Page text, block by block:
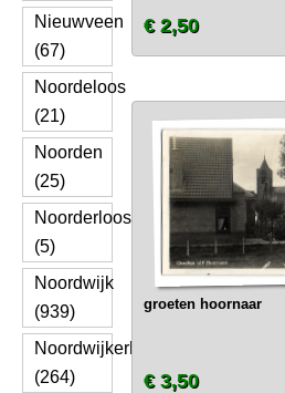
Nieuwveen
(67)
Noordeloos
(21)
Noorden
(25)
Noorderloos
(5)
Noordwijk
(939)
Noordwijkerhout
(264)
€ 2,50
groeten hoornaar
€ 3,50